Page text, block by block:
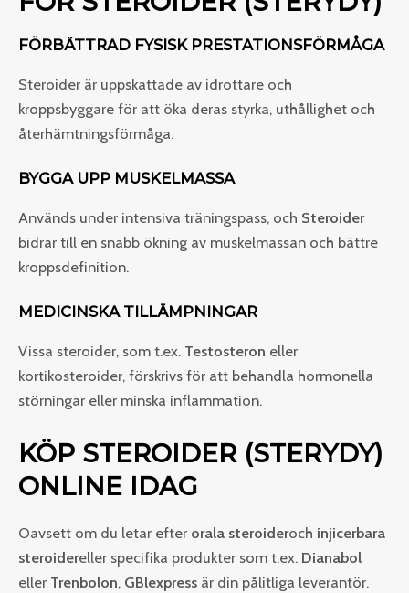
FÖRBÄTTRAD FYSISK PRESTATIONSFÖRMÅGA
Steroider är uppskattade av idrottare och
kroppsbyggare för att öka deras styrka, uthållighet och
återhämtningsförmåga.
BYGGA UPP MUSKELMASSA
Används under intensiva träningspass, och Steroider
bidrar till en snabb ökning av muskelmassan och bättre
kroppsdefinition.
MEDICINSKA TILLÄMPNINGAR
Vissa steroider, som t.ex. Testosteron eller
kortikosteroider, förskrivs för att behandla hormonella
störningar eller minska inflammation.
KÖP STEROIDER (STERYDY)
ONLINE IDAG
Oavsett om du letar efter orala steroideroch injicerbara
steroidereller specifika produkter som t.ex. Dianabol
eller Trenbolon, GBlexpress är din pålitliga leverantör.